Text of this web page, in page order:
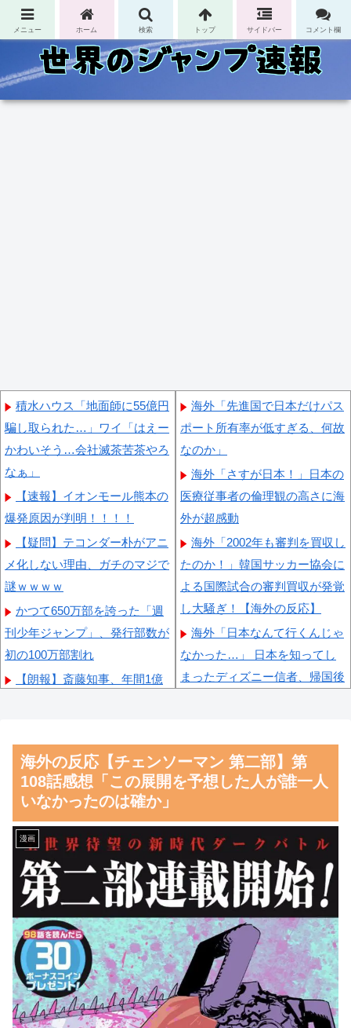
コンテンツへスキップ
積水ハウス「地面師に55億円
騙し取られた…」ワイ「はえー
かわいそう…会社滅茶苦茶やろ
なぁ」
【速報】イオンモール熊本の
爆発原因が判明！！！！
【疑問】テコンダー朴がアニ
メ化しない理由、ガチのマジで
謎ｗｗｗｗ
かつて650万部を誇った「週
刊少年ジャンプ」、発行部数が
初の100万部割れ
【朗報】斎藤知事、年間1億
【朗報】齋藤飛鳥、前屈みで
完全に見えてる動画が拡散され
てしまう…
主導…JAXAの衛星「あらせ」
が観測！
舌を絡ませて、唾液交換して
── ちゅっちゅしながらの濃厚
エッ画像♪
海外「日本よ、お前がナンバ
ーワンだ」 熊本地震直後の日
本の対応のスピードに世界が衝
撃
海外「先進国で日本だけパス
ポート所有率が低すぎる、何故
なのか」
海外「さすが日本！」日本の
医療従事者の倫理観の高さに海
外が超感動
海外「2002年も審判を買収し
たのか！」韓国サッカー協会に
よる国際試合の審判買収が発覚
し大騒ぎ！【海外の反応】
海外「日本なんて行くんじゃ
なかった…」 日本を知ってし
まったディズニー信者、帰国後
が金メダルは食えない」ベルリ
ン五輪4冠の彼が帰国後に立っ
ていた場所
ー日韓戦でも審判の接待があっ
た模様…」→「メダル剥奪なの
では…？（ﾌﾞﾙﾌﾞﾙ」＝韓国の
反応
韓国人「意外に日本との関係
が深い地球の裏側の国がこちら
です‥」→「国境を越えた驚く
べき歴史のつながり‥」
韓国人「悲報：サッカー協会
海外の反応【チェンソーマン 第二部】第
108話感想「この展開を予想した人が誰一人
いなかったのは確か」
漫画
メニュー ホーム 検索 トップ サイドバー コメント欄